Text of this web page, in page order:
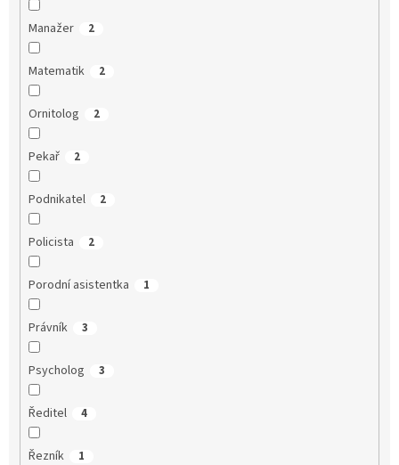
Manažer 2
Matematik 2
Ornitolog 2
Pekař 2
Podnikatel 2
Policista 2
Porodní asistentka 1
Právník 3
Psycholog 3
Ředitel 4
Řezník 1